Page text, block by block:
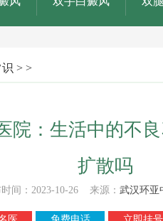
> >
院：生活中的不
扩散吗
间：2023-10-26 来源： 武汉环亚